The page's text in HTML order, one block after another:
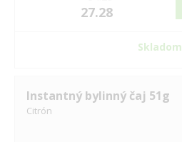
27.28
Skladom
Instantný bylinný čaj 51g
Citrón